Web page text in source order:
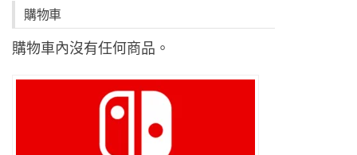
購物車
購物車內沒有任何商品。